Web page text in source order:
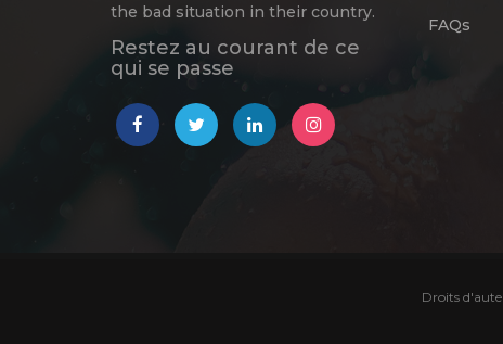
the bad situation in their country.
Restez au courant de ce
qui se passe
FAQs
Droits